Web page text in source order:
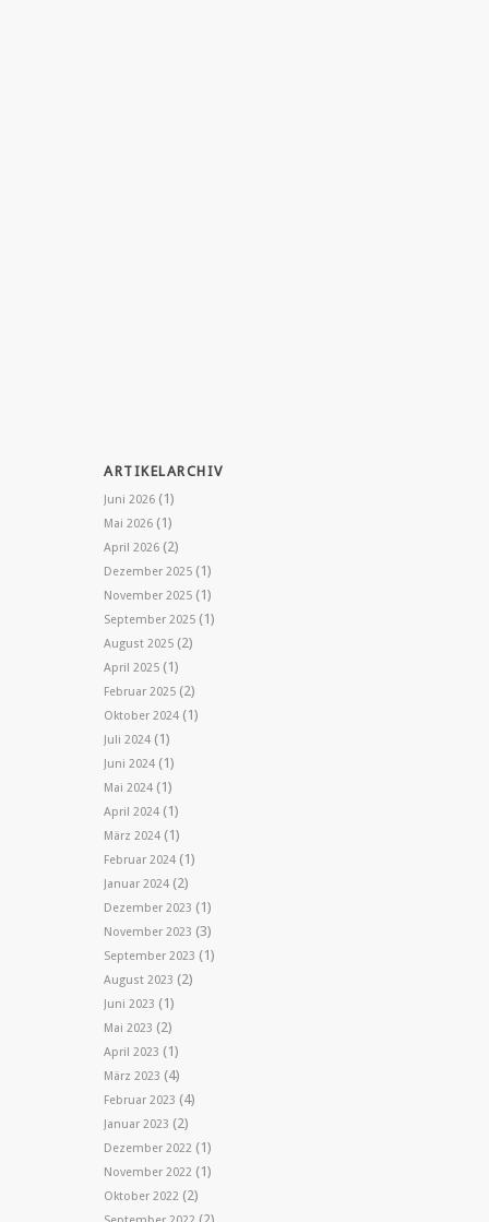
ARTIKELARCHIV
Juni 2026 (1)
Mai 2026 (1)
April 2026 (2)
Dezember 2025 (1)
November 2025 (1)
September 2025 (1)
August 2025 (2)
April 2025 (1)
Februar 2025 (2)
Oktober 2024 (1)
Juli 2024 (1)
Juni 2024 (1)
Mai 2024 (1)
April 2024 (1)
März 2024 (1)
Februar 2024 (1)
Januar 2024 (2)
Dezember 2023 (1)
November 2023 (3)
September 2023 (1)
August 2023 (2)
Juni 2023 (1)
Mai 2023 (2)
April 2023 (1)
März 2023 (4)
Februar 2023 (4)
Januar 2023 (2)
Dezember 2022 (1)
November 2022 (1)
Oktober 2022 (2)